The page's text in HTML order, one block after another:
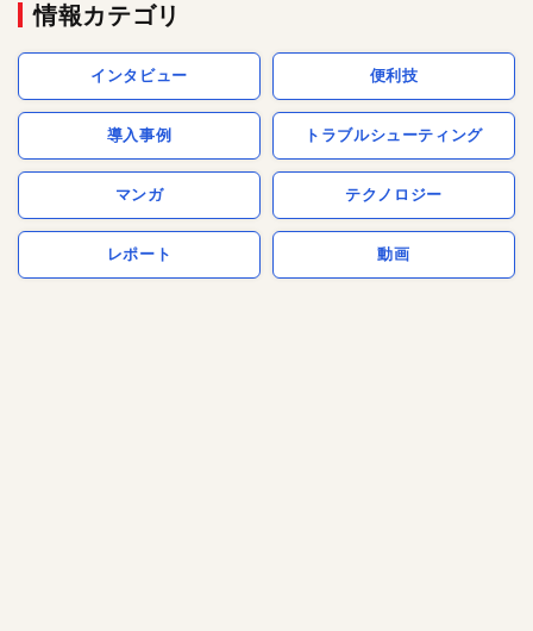
情報カテゴリ
インタビュー 便利技
導入事例 トラブルシューティング
マンガ テクノロジー
レポート 動画